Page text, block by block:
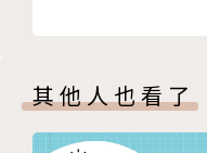
◎認識移動平均線
【Q21】 一日的價格
【Q22】 三日間的價
其他人也看了